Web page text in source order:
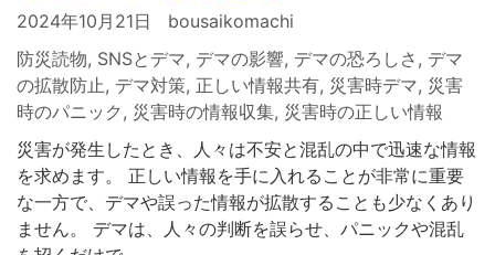
2024年10月21日
bousaikomachi
防災読物, SNSとデマ, デマの影響, デマの恐ろしさ , デマ
の拡散防止, デマ対策, 正しい情報共有, 災害時デマ, 災害
時のパニック , 災害時の情報収集, 災害時の正しい情報
災害が発生したとき、人々は不安と混乱の中で迅速な情報
を求めます。 正しい情報を手に入れることが非常に重要
な一方で、デマや誤った情報が拡散することも少なくあり
ません。 デマは、人々の判断を誤らせ、パニックや混乱